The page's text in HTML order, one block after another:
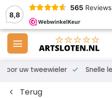
8,8
565 Reviews
voor uw tweewieler Snelle
Terug